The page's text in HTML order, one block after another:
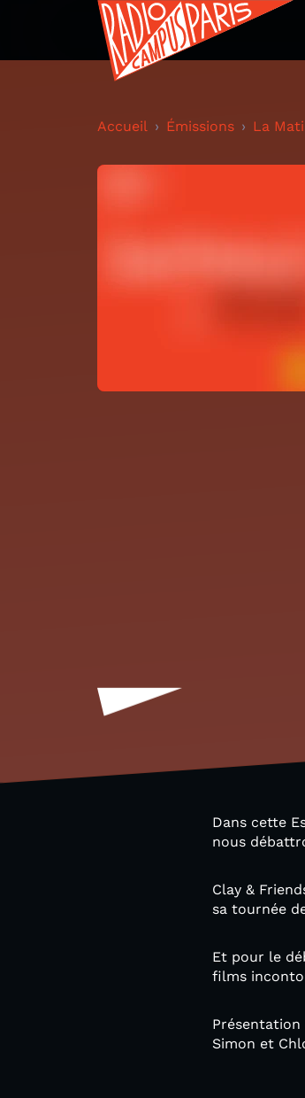
Accueil Émissions La
Dans cette
nous
Clay &
sa tournée
Et pour le
films
Présentation
Simon et